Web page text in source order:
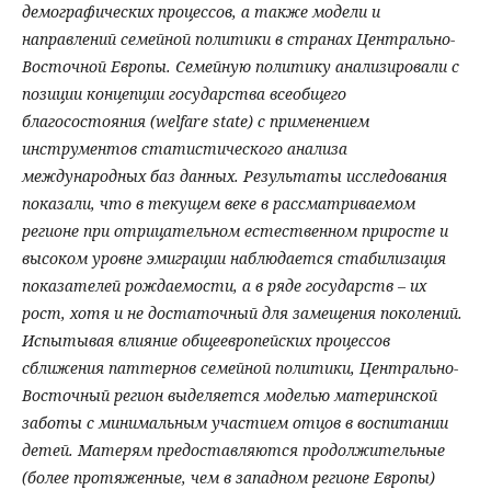
демографических процессов, а также модели и
направлений семейной политики в странах Центрально-
Восточной Европы. Семейную политику анализировали с
позиции концепции государства всеобщего
благосостояния (welfare state) с применением
инструментов статистического анализа
международных баз данных. Результаты исследования
показали, что в текущем веке в рассматриваемом
регионе при отрицательном естественном приросте и
высоком уровне эмиграции наблюдается стабилизация
показателей рождаемости, а в ряде государств – их
рост, хотя и не достаточный для замещения поколений.
Испытывая влияние общеевропейских процессов
сближения паттернов семейной политики, Центрально-
Восточный регион выделяется моделью материнской
заботы с минимальным участием отцов в воспитании
детей. Матерям предоставляются продолжительные
(более протяженные, чем в западном регионе Европы)